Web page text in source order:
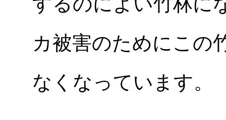
カ被害のためにこの
なくなっています。